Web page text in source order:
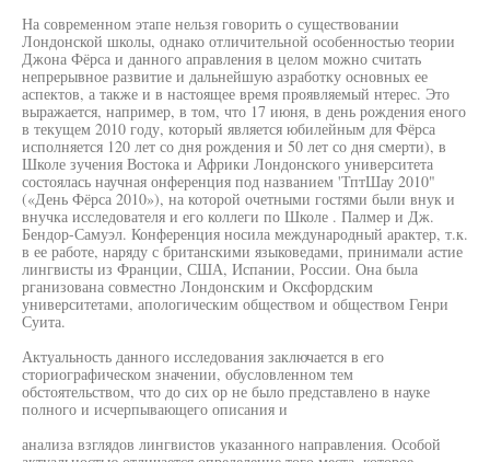
На современном этапе нельзя говорить о существовании
Лондонской школы, однако отличительной особенностью теории
Джона Фёрса и данного аправления в целом можно считать
непрерывное развитие и дальнейшую азработку основных ее
аспектов, а также и в настоящее время проявляемый нтерес. Это
выражается, например, в том, что 17 июня, в день рождения еного
в текущем 2010 году, который является юбилейным для Фёрса
исполняется 120 лет со дня рождения и 50 лет со дня смерти), в
Школе зучения Востока и Африки Лондонского университета
состоялась научная онференция под названием 'ТптШау 2010"
(«День Фёрса 2010»), на которой очетными гостями были внук и
внучка исследователя и его коллеги по Школе . Палмер и Дж.
Бендор-Самуэл. Конференция носила международный арактер, т.к.
в ее работе, наряду с британскими языковедами, принимали астие
лингвисты из Франции, США, Испании, России. Она была
рганизована совместно Лондонским и Оксфордским
университетами, апологическим обществом и обществом Генри
Суита.
Актуальность данного исследования заключается в его
сториографическом значении, обусловленном тем
обстоятельством, что до сих ор не было представлено в науке
полного и исчерпывающего описания и
анализа взглядов лингвистов указанного направления. Особой